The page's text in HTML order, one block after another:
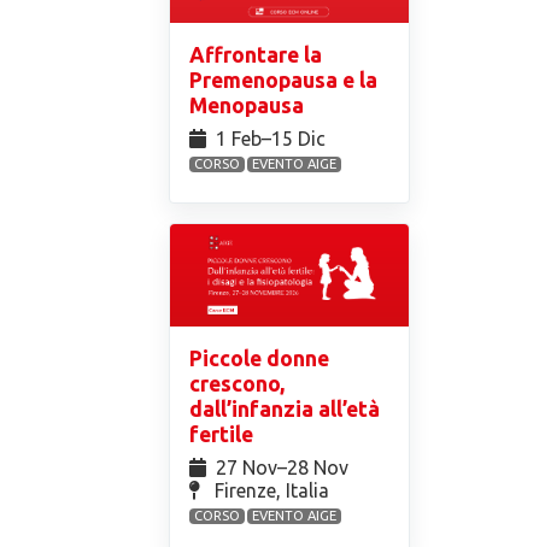
Affrontare la
Premenopausa e la
Menopausa
1 Feb⁠–15 Dic
CORSO EVENTO AIGE
Piccole donne
crescono,
dall’infanzia all’età
fertile
27 Nov⁠–28 Nov
Firenze, Italia
CORSO EVENTO AIGE